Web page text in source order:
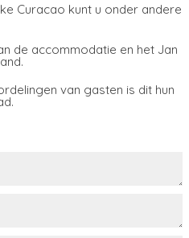
Curacao kunt u onder andere
de accommodatie en het Jan
van gasten is dit hun